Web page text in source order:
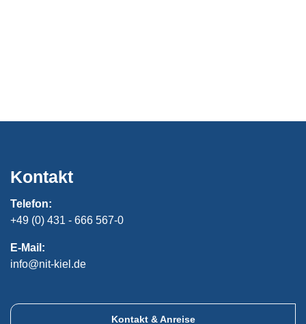
Kontakt
Telefon:
+49 (0) 431 - 666 567-0
E-Mail:
info@nit-kiel.de
Kontakt & Anreise